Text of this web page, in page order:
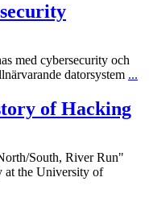
med cybersecurity och
datorsystem ...
of Hacking
South, River Run"
at the University of